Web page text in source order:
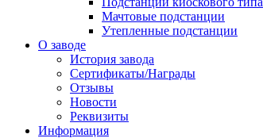
Мачтовые подстанции
Утепленные подстанции
О заводе
История завода
Сертификаты/Награды
Отзывы
Новости
Реквизиты
Информация